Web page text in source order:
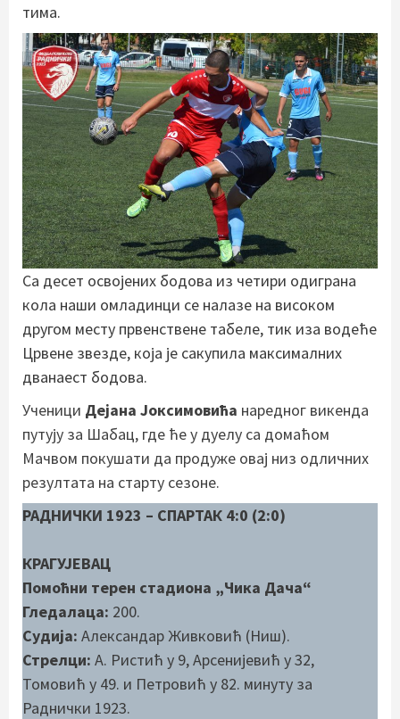
тима.
Са десет освојених бодова из четири одиграна
кола наши омладинци се налазе на високом
другом месту првенствене табеле, тик иза водеће
Црвене звезде, која је сакупила максималних
дванаест бодова.
Ученици Дејана Јоксимовића наредног викенда
путују за Шабац, где ће у дуелу са домаћом
Мачвом покушати да продуже овај низ одличних
резултата на старту сезоне.
РАДНИЧКИ 1923 – СПАРТАК 4:0 (2:0)
КРАГУЈЕВАЦ
Помоћни терен стадиона „Чика Дача“
Гледалаца: 200.
Судија: Александар Живковић (Ниш).
Стрелци: А. Ристић у 9, Арсенијевић у 32,
Томовић у 49. и Петровић у 82. минуту за
Раднички 1923.